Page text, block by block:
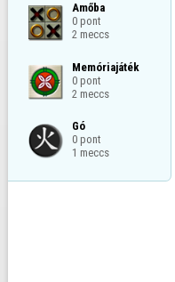
Amőba
0 pont
2 meccs
Memóriajáték
0 pont
2 meccs
Gó
0 pont
1 meccs